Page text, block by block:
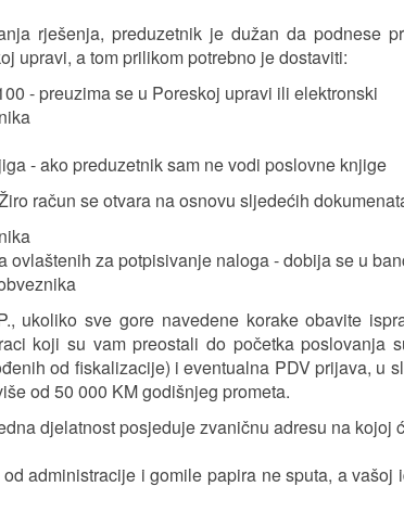
rješenja, preduzetnik je dužan da podnese
upravi, a tom prilikom potrebno je dostaviti:
- preuzima se u Poreskoj upravi ili elektronski
- ako preduzetnik sam ne vodi poslovne knjige
račun se otvara na osnovu sljedećih
ovlaštenih za potpisivanje naloga - dobija se u
ukoliko sve gore navedene korake obavite
koji su vam preostali do početka poslovanja
od fiskalizacije) i eventualna PDV prijava, u
od 50 000 KM godišnjeg prometa.
djelatnost posjeduje zvaničnu adresu na kojoj
administracije i gomile papira ne sputa, a vašoj